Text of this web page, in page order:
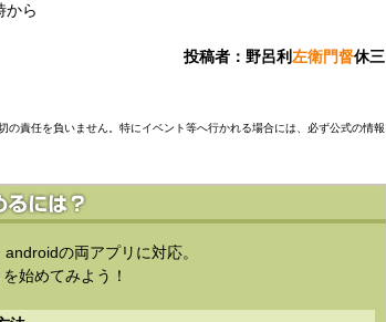
から
投稿者：野呂利左衛門督休三
責任を負いません。特にイベント等へ行かれる場合には、必ず公式の情報
の両アプリに対応。
始めてみよう！